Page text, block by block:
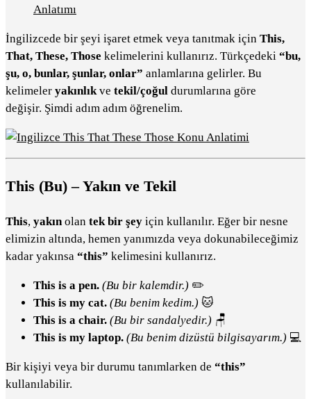
Anlatımı
İngilizcede bir şeyi işaret etmek veya tanıtmak için This,
That, These, Those kelimelerini kullanırız. Türkçedeki “bu,
şu, o, bunlar, şunlar, onlar” anlamlarına gelirler. Bu
kelimeler yakınlıkve tekil/çoğul durumlarına göre
değişir. Şimdi adım adım öğrenelim.
This (Bu) – Yakın ve Tekil
This, yakınolan tek bir şey için kullanılır. Eğer bir nesne
elimizin altında, hemen yanımızda veya dokunabileceğimiz
kadar yakınsa “this” kelimesini kullanırız.
This is a pen. (Bu bir kalemdir.) ✏️
This is my cat. (Bu benim kedim.) 🐱
This is a chair. (Bu bir sandalyedir.) 🪑
This is my laptop. (Bu benim dizüstü bilgisayarım.) 💻
Bir kişiyi veya bir durumu tanımlarken de “this”
kullanılabilir.